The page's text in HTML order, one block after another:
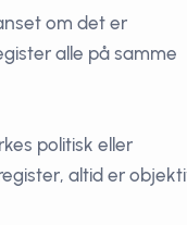
om det er
alle på samme
politisk eller
altid er